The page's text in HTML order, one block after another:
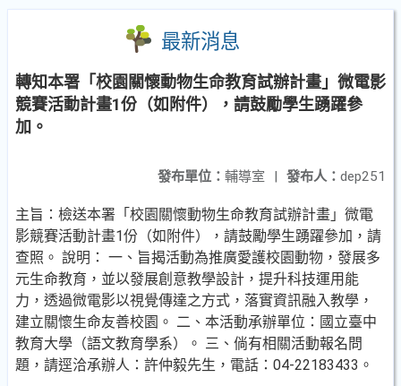
最新消息
轉知本署「校園關懷動物生命教育試辦計畫」微電影
競賽活動計畫1份（如附件），請鼓勵學生踴躍參
加。
發布人： dep251
發布單位： 輔導室 |
主旨：檢送本署「校園關懷動物生命教育試辦計畫」微電
影競賽活動計畫1份（如附件），請鼓勵學生踴躍參加，請
查照。 說明： 一、旨揭活動為推廣愛護校園動物，發展多
元生命教育，並以發展創意教學設計，提升科技運用能
力，透過微電影以視覺傳達之方式，落實資訊融入教學，
建立關懷生命友善校園。 二、本活動承辦單位：國立臺中
教育大學（語文教育學系）。 三、倘有相關活動報名問
題，請逕洽承辦人：許仲毅先生，電話：04-22183433。